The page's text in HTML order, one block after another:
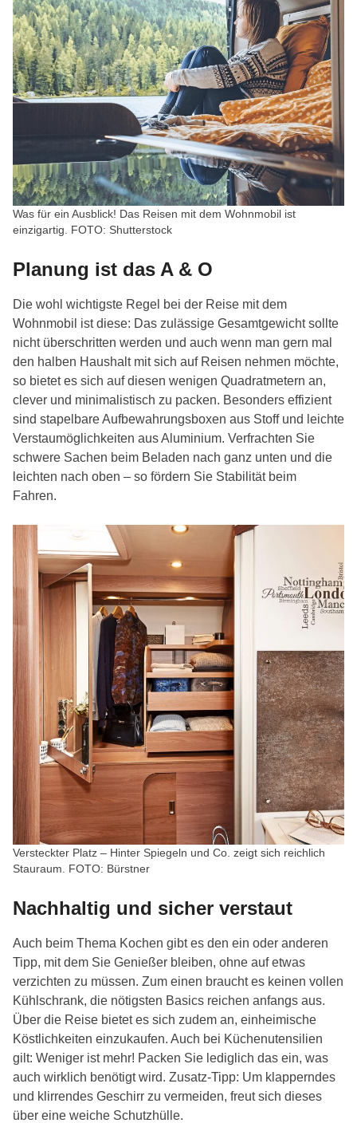
Was für ein Ausblick! Das Reisen mit dem Wohnmobil ist
einzigartig. FOTO: Shutterstock
Planung ist das A & O
Die wohl wichtigste Regel bei der Reise mit dem
Wohnmobil ist diese: Das zulässige Gesamtgewicht sollte
nicht überschritten werden und auch wenn man gern mal
den halben Haushalt mit sich auf Reisen nehmen möchte,
so bietet es sich auf diesen wenigen Quadratmetern an,
clever und minimalistisch zu packen. Besonders effizient
sind stapelbare Aufbewahrungsboxen aus Stoff und leichte
Verstaumöglichkeiten aus Aluminium. Verfrachten Sie
schwere Sachen beim Beladen nach ganz unten und die
leichten nach oben – so fördern Sie Stabilität beim
Fahren.
Versteckter Platz – Hinter Spiegeln und Co. zeigt sich reichlich
Stauraum. FOTO: Bürstner
Nachhaltig und sicher verstaut
Auch beim Thema Kochen gibt es den ein oder anderen
Tipp, mit dem Sie Genießer bleiben, ohne auf etwas
verzichten zu müssen. Zum einen braucht es keinen vollen
Kühlschrank, die nötigsten Basics reichen anfangs aus.
Über die Reise bietet es sich zudem an, einheimische
Köstlichkeiten einzukaufen. Auch bei Küchenutensilien
gilt: Weniger ist mehr! Packen Sie lediglich das ein, was
auch wirklich benötigt wird. Zusatz-Tipp: Um klapperndes
und klirrendes Geschirr zu vermeiden, freut sich dieses
über eine weiche Schutzhülle.